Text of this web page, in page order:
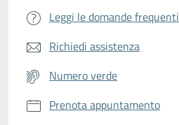
Leggi le domande frequenti
Richiedi assistenza
Numero verde
Prenota appuntamento